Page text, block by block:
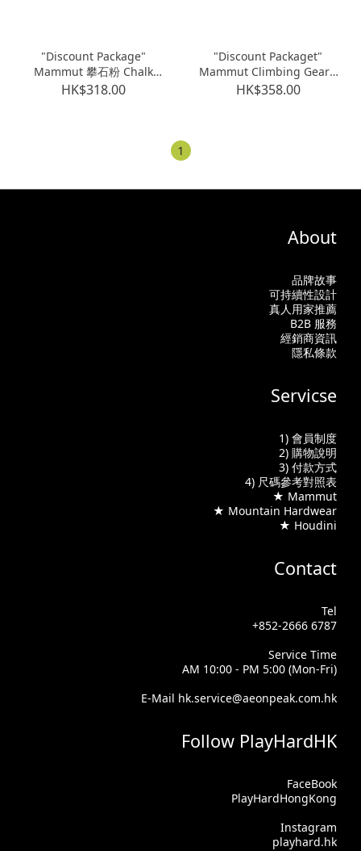
"Discount Package"
Mammut 攀石粉 Chalk
Powder 300g - 2packs
HK$318.00
"Discount Packaget"
Mammut Climbing Gear /
Extra Fine Chalk Powder
HK$358.00
1
About
品牌故事
可持續性設計
真人用家推薦
B2B 服務
經銷商資訊
隱私條款
Servicse
1) 會員制度
2) 購物說明
3) 付款方式
4) 尺碼參考對照表
★ Mammut
★ Mountain Hardwear
★ Houdini
Contact
Tel
+852-2666 6787
Service Time
AM 10:00 - PM 5:00 (Mon-Fri)
E-Mail hk.service@aeonpeak.com.hk
Follow PlayHardHK
FaceBook
PlayHardHongKong
Instagram
playhard.hk